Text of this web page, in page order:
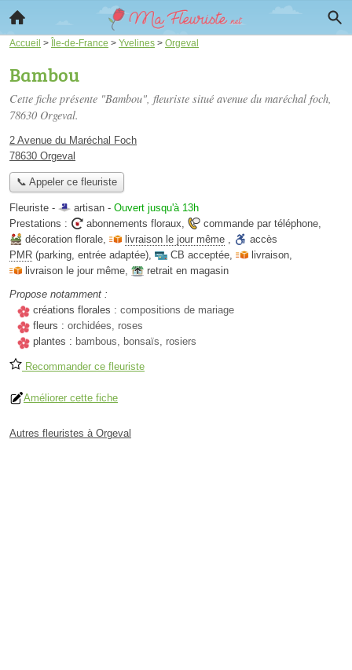
Accueil > Île-de-France > Yvelines > Orgeval
Bambou
Cette fiche présente "Bambou", fleuriste situé avenue du maréchal foch,
78630 Orgeval.
2 Avenue du Maréchal Foch
78630 Orgeval
📞 Appeler ce fleuriste
Fleuriste - artisan - Ouvert jusqu'à 13h
Prestations :
abonnements floraux, commande par téléphone,
décoration florale, livraison le jour même ,
accès
PMR (parking, entrée adaptée), CB acceptée, livraison,
livraison le jour même,
retrait en magasin
Propose notamment :
créations florales : compositions de mariage
fleurs : orchidées, roses
plantes : bambous, bonsaïs, rosiers
Recommander ce fleuriste
Améliorer cette fiche
Autres fleuristes à Orgeval